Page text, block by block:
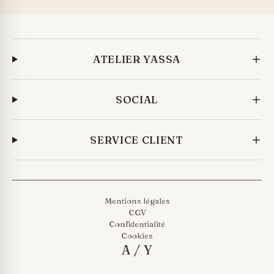
ATELIER YASSA
SOCIAL
SERVICE CLIENT
Mentions légales
CGV
Confidentialité
Cookies
A/Y